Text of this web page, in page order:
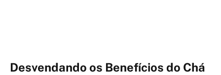
Desvendando os Benefícios do Chá